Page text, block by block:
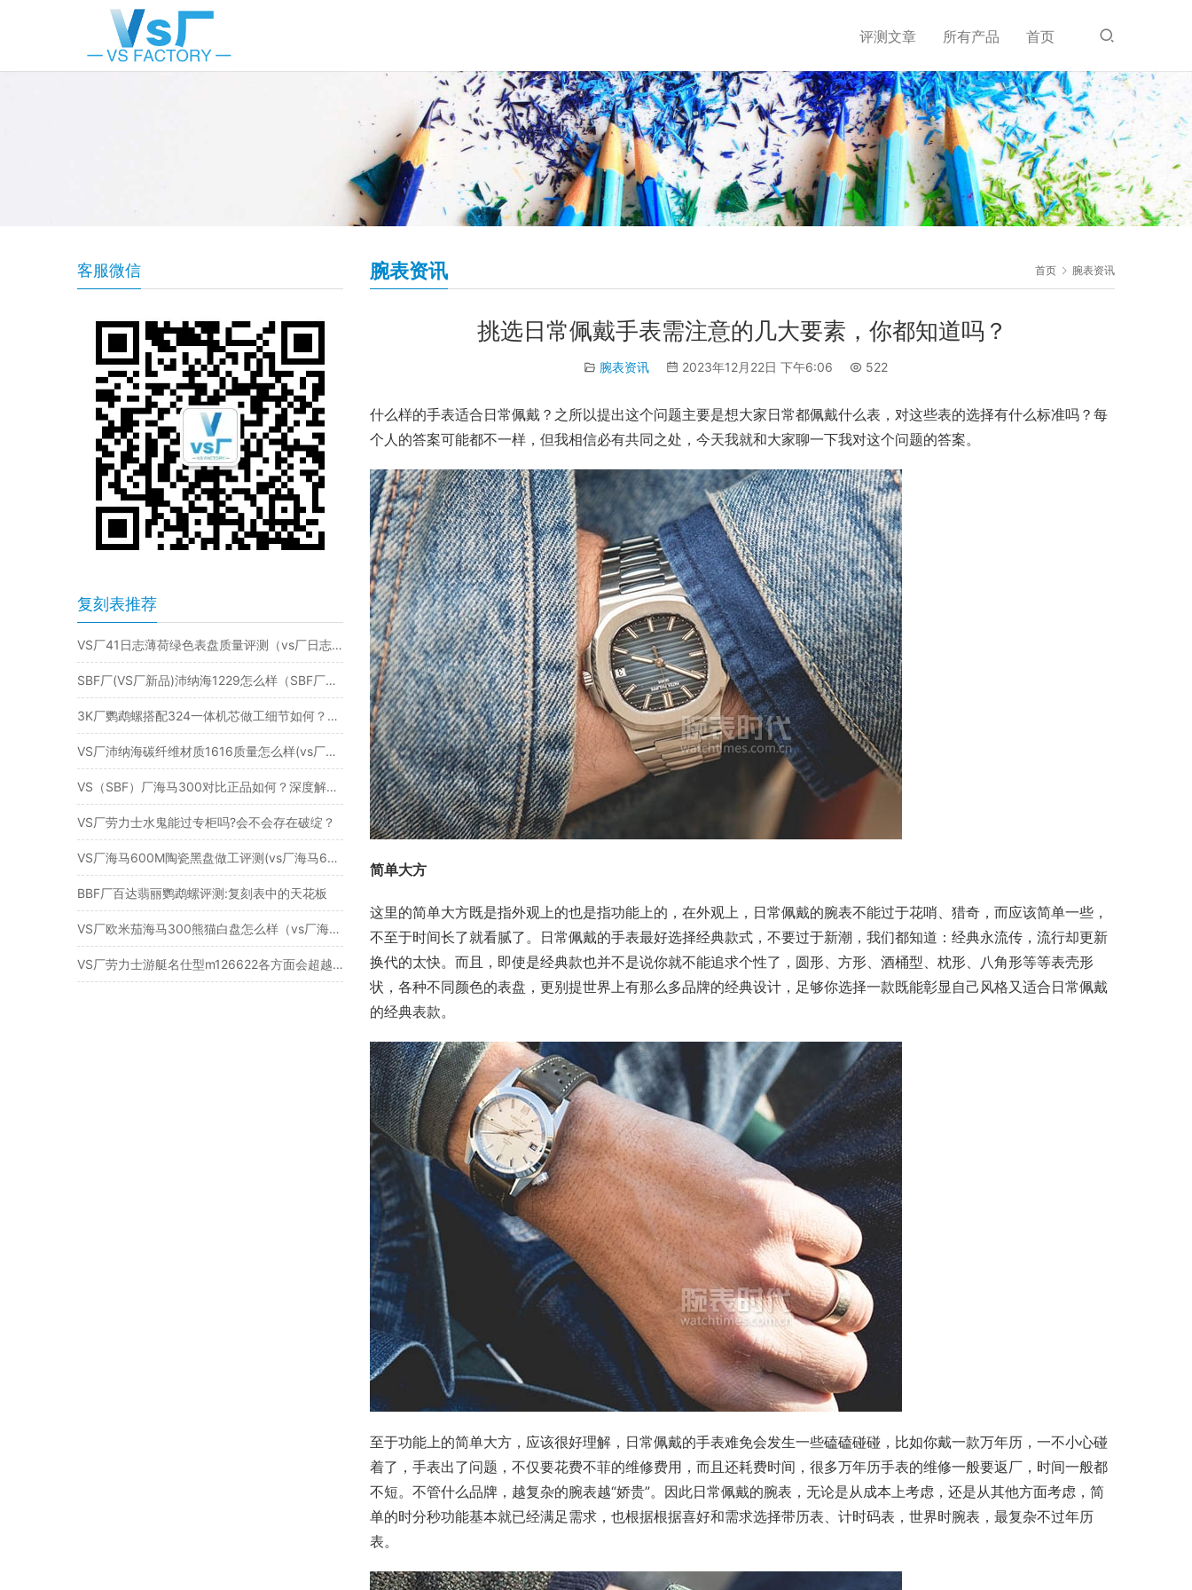
评测文章 所有产品 首页
首页 腕表资讯
腕表资讯
挑选日常佩戴手表需注意的几大要素，你都知道吗？
腕表资讯 2023年12月22日 下午6:06 522
什么样的手表适合日常佩戴？之所以提出这个问题主要是想大家日常都佩戴什么表，对这些表的选择有什么标准吗？每
个人的答案可能都不一样，但我相信必有共同之处，今天我就和大家聊一下我对这个问题的答案。
简单大方
这里的简单大方既是指外观上的也是指功能上的，在外观上，日常佩戴的腕表不能过于花哨、猎奇，而应该简单一些，
不至于时间长了就看腻了。日常佩戴的手表最好选择经典款式，不要过于新潮，我们都知道：经典永流传，流行却更新
换代的太快。而且，即使是经典款也并不是说你就不能追求个性了，圆形、方形、酒桶型、枕形、八角形等等表壳形
状，各种不同颜色的表盘，更别提世界上有那么多品牌的经典设计，足够你选择一款既能彰显自己风格又适合日常佩戴
的经典表款。
至于功能上的简单大方，应该很好理解，日常佩戴的手表难免会发生一些磕磕碰碰，比如你戴一款万年历，一不小心碰
着了，手表出了问题，不仅要花费不菲的维修费用，而且还耗费时间，很多万年历手表的维修一般要返厂，时间一般都
不短。不管什么品牌，越复杂的腕表越“娇贵”。因此日常佩戴的腕表，无论是从成本上考虑，还是从其他方面考虑，简
单的时分秒功能基本就已经满足需求，也根据根据喜好和需求选择带历表、计时码表，世界时腕表，最复杂不过年历
表。
客服微信
复刻表推荐
VS厂41日志薄荷绿色表盘质量评测（vs厂日志薄荷绿3235机芯如何）
SBF厂(VS厂新品)沛纳海1229怎么样（SBF厂沛纳海1229新品推荐）
3K厂鹦鹉螺搭配324一体机芯做工细节如何？值得入手吗
VS厂沛纳海碳纤维材质1616质量怎么样(vs厂沛纳海1616返修如何）
VS（SBF）厂海马300对比正品如何？深度解析VS厂欧米茄海马300，你选择是？
VS厂劳力士水鬼能过专柜吗?会不会存在破绽？
VS厂海马600M陶瓷黑盘做工评测(vs厂海马600怎么样）
BBF厂百达翡丽鹦鹉螺评测:复刻表中的天花板​
VS厂欧米茄海马300熊猫白盘怎么样（vs厂海马300熊猫盘值不值得入手）
VS厂劳力士游艇名仕型m126622各方面会超越C厂吗?